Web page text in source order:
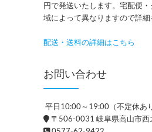
円で発送いたします。宅配便
域によって異なりますので詳細
配送・送料の詳細はこちら
お問い合わせ
平日10:00～19:00（不定休あり
〒506-0031 岐阜県高山市